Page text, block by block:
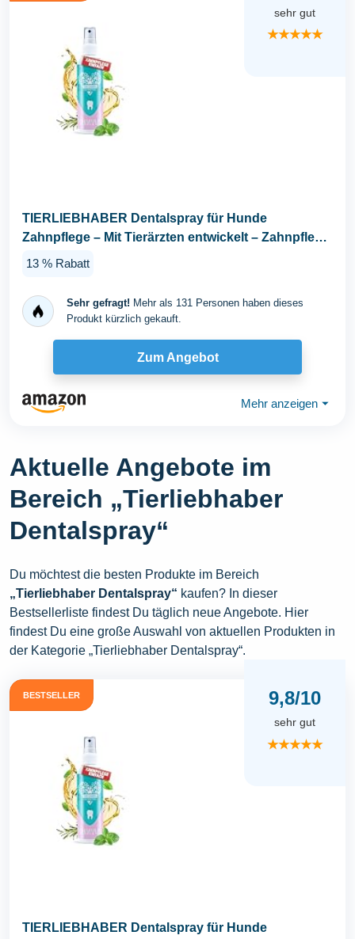
sehr gut
★★★★★
TIERLIEBHABER Dentalspray für Hunde
Zahnpflege – Mit Tierärzten entwickelt – Zahnpflege
Hund...
13 % Rabatt
Sehr gefragt! Mehr als 131 Personen haben dieses
Produkt kürzlich gekauft.
Zum Angebot
Mehr anzeigen ⏷
Aktuelle Angebote im
Bereich „Tierliebhaber
Dentalspray“
Du möchtest die besten Produkte im Bereich
„Tierliebhaber Dentalspray“ kaufen? In dieser
Bestsellerliste findest Du täglich neue Angebote. Hier
findest Du eine große Auswahl von aktuellen Produkten in
der Kategorie „Tierliebhaber Dentalspray“.
BESTSELLER 9,8/10
sehr gut
★★★★★
TIERLIEBHABER Dentalspray für Hunde